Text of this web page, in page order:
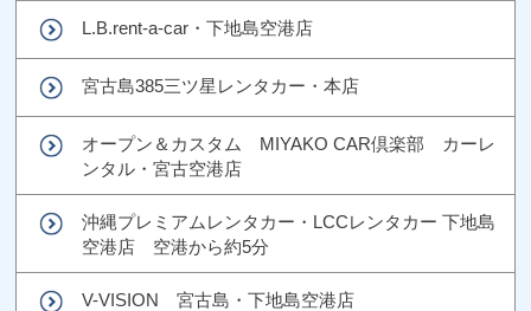
L.B.rent-a-car・下地島空港店
宮古島385三ツ星レンタカー・本店
オープン＆カスタム MIYAKO CAR倶楽部 カーレ
ンタル・宮古空港店
沖縄プレミアムレンタカー・LCCレンタカー 下地島
空港店 空港から約5分
V-VISION 宮古島・下地島空港店